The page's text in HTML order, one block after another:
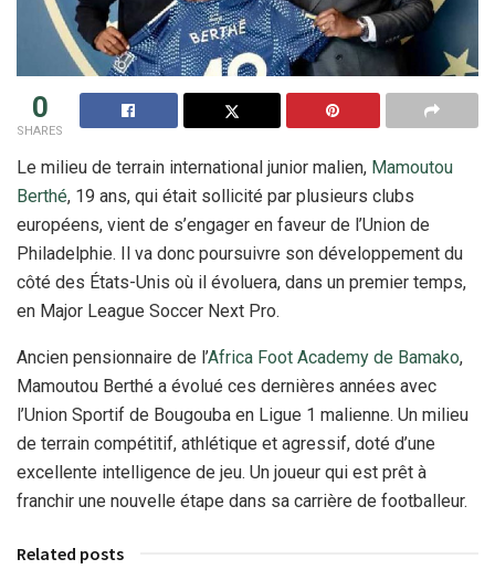
0
SHARES
Le milieu de terrain international junior malien, Mamoutou
Berthé, 19 ans, qui était sollicité par plusieurs clubs
européens, vient de s’engager en faveur de l’Union de
Philadelphie. Il va donc poursuivre son développement du
côté des États-Unis où il évoluera, dans un premier temps,
en Major League Soccer Next Pro.
Ancien pensionnaire de l’Africa Foot Academy de Bamako,
Mamoutou Berthé a évolué ces dernières années avec
l’Union Sportif de Bougouba en Ligue 1 malienne. Un milieu
de terrain compétitif, athlétique et agressif, doté d’une
excellente intelligence de jeu. Un joueur qui est prêt à
franchir une nouvelle étape dans sa carrière de footballeur.
Related posts